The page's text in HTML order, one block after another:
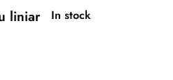
liniar In stock